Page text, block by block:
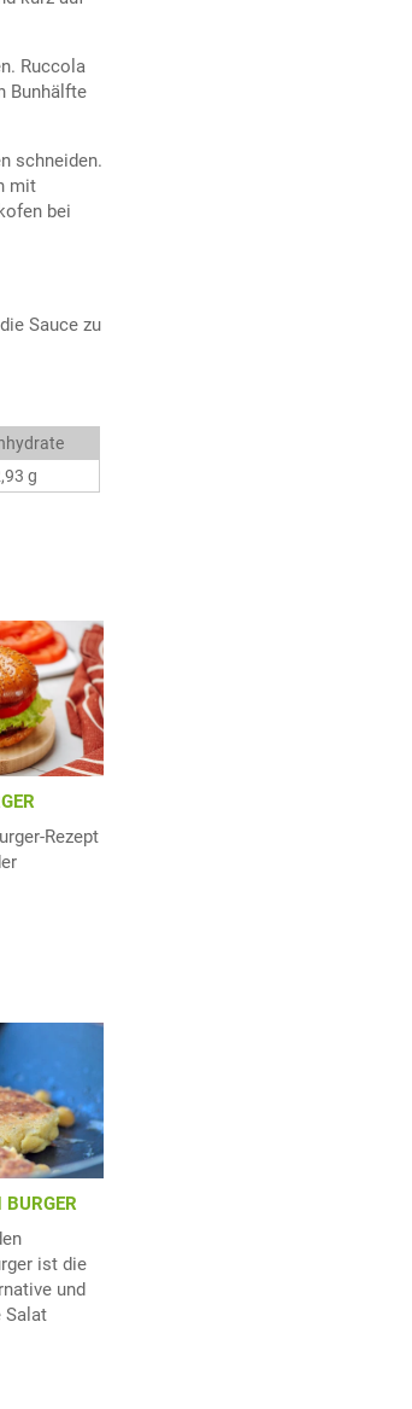
Ruccola
Bunhälfte
schneiden.
mit
bei
Sauce zu
g
Rezept
BURGER
ist die
und
Salat